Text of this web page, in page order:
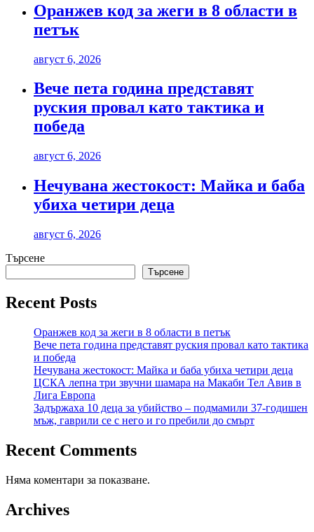
Оранжев код за жеги в 8 области в
петък
август 6, 2026
Вече пета година представят
руския провал като тактика и
победа
август 6, 2026
Нечувана жестокост: Майка и баба
убиха четири деца
август 6, 2026
Търсене
Търсене
Recent Posts
Оранжев код за жеги в 8 области в петък
Вече пета година представят руския провал като тактика
и победа
Нечувана жестокост: Майка и баба убиха четири деца
ЦСКА лепна три звучни шамара на Макаби Тел Авив в
Лига Европа
Задържаха 10 деца за убийство – подмамили 37-годишен
мъж, гаврили се с него и го пребили до смърт
Recent Comments
Няма коментари за показване.
Archives